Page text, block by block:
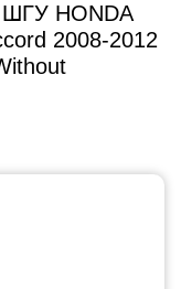
ШГУ HONDA
2008-2012